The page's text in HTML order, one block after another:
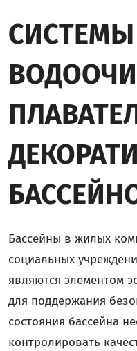
СИСТЕМЫ
Бассейны в жилых
социальных
являются элементом
для поддержания
состояния бассейна
контролировать